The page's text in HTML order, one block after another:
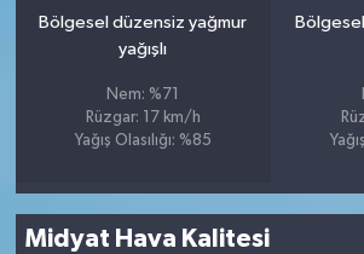
Bölgesel düzensiz yağmur
yağışlı
Nem: %71
Rüzgar: 17 km/h
Yağış Olasılığı: %85
Midyat Hava Kalitesi